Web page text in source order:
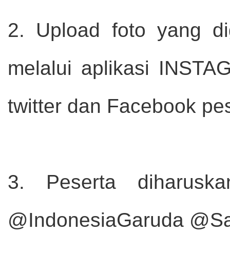
2. Upload foto yang
melalui aplikasi
twitter dan Facebook
3. Peserta
@IndonesiaGaruda